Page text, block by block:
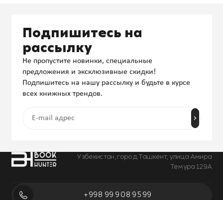
Узбекистан, город Ташкент, улица Амира
Темура 129А
+998 99 908 95 99
Подпишитесь на
рассылку
Не пропустите новинки, специальные
предложения и эксклюзивные скидки!
Подпишитесь на нашу рассылку и будьте в курсе
всех книжных трендов.